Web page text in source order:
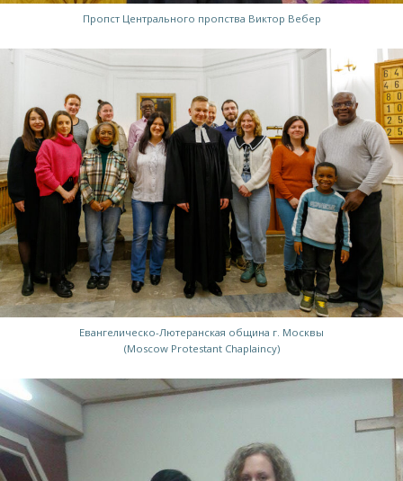
Пропст Центрального пропства Виктор Вебер
Евангелическо-Лютеранская община г. Москвы
(Moscow Protestant Chaplaincy)